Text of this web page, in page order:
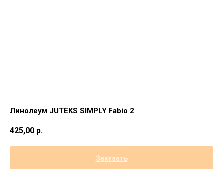
Линолеум JUTEKS SIMPLY Fabio 2
425,00 р.
Заказать